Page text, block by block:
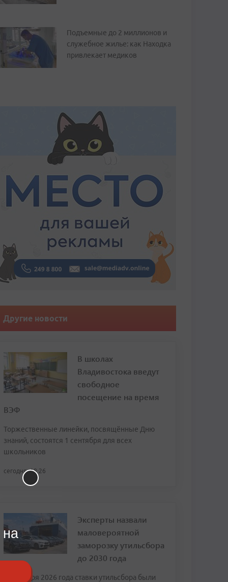
Подъемные до 2 миллионов и
служебное жилье: как Находка
привлекает медиков
Другие новости
В школах
Владивостока введут
свободное
посещение на время
ВЭФ
Торжественные линейки, посвящённые Дню
знаний, состоятся 1 сентября для всех
школьников
сегодня, 18:26
Эксперты назвали
маловероятной
заморозку утильсбора
до 2030 года
С 1 января 2026 года ставки утильсбора были